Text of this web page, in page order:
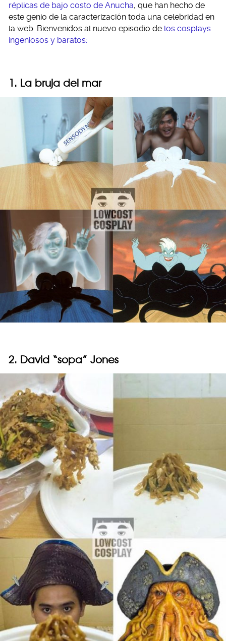
réplicas de bajo costo de Anucha, que han hecho de
este genio de la caracterización toda una celebridad en
la web. Bienvenidos al nuevo episodio de los cosplays
ingeniosos y baratos:
1. La bruja del mar
2. David “sopa” Jones